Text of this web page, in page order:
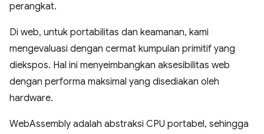
perangkat.
Di web, untuk portabilitas dan keamanan, kami
mengevaluasi dengan cermat kumpulan primitif yang
diekspos. Hal ini menyeimbangkan aksesibilitas web
dengan performa maksimal yang disediakan oleh
hardware.
WebAssembly adalah abstraksi CPU portabel, sehingga